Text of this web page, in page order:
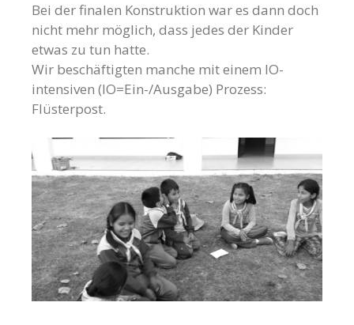
Bei der finalen Konstruktion war es dann doch
nicht mehr möglich, dass jedes der Kinder
etwas zu tun hatte.
Wir beschäftigten manche mit einem IO-
intensiven (IO=Ein-/Ausgabe) Prozess:
Flüsterpost.